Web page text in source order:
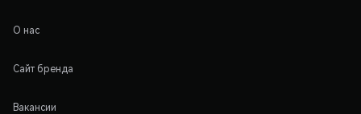
О нас
Сайт бренда
Вакансии